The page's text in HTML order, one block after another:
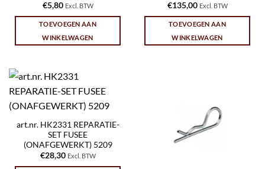
€5,80 Excl. BTW
TOEVOEGEN AAN
WINKELWAGEN
€135,00 Excl. BTW
TOEVOEGEN AAN
WINKELWAGEN
art.nr. HK2331 REPARATIE-
SET FUSEE
(ONAFGEWERKT) 5209
€28,30 Excl. BTW